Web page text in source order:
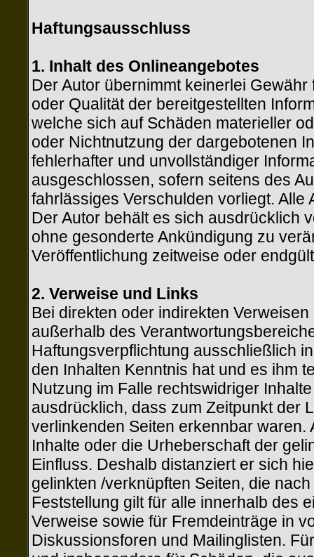
Haftungsausschluss
1. Inhalt des Onlineangebotes
Der Autor übernimmt keinerlei
oder Qualität der bereitgestellten
welche sich auf Schäden materieller
oder Nichtnutzung der dargebotenen
fehlerhafter und unvollständiger
ausgeschlossen, sofern seitens des
fahrlässiges Verschulden vorliegt.
Der Autor behält es sich ausdrücklich
ohne gesonderte Ankündigung zu
Veröffentlichung zeitweise oder
2. Verweise und Links
Bei direkten oder indirekten
außerhalb des
Haftungsverpflichtung ausschließlich
den Inhalten Kenntnis hat und es ihm
Nutzung im Falle rechtswidriger
ausdrücklich, dass zum Zeitpunkt der
verlinkenden Seiten erkennbar
Inhalte oder die Urheberschaft der
Einfluss. Deshalb distanziert er sich
gelinkten /verknüpften Seiten, die
Feststellung gilt für alle innerhalb des
Verweise sowie für Fremdeinträge in
Diskussionsforen und Mailinglisten.